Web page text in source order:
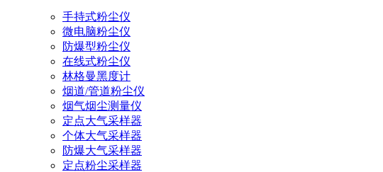
手持式粉尘仪
微电脑粉尘仪
防爆型粉尘仪
在线式粉尘仪
林格曼黑度计
烟道/管道粉尘仪
烟气烟尘测量仪
定点大气采样器
个体大气采样器
防爆大气采样器
定点粉尘采样器